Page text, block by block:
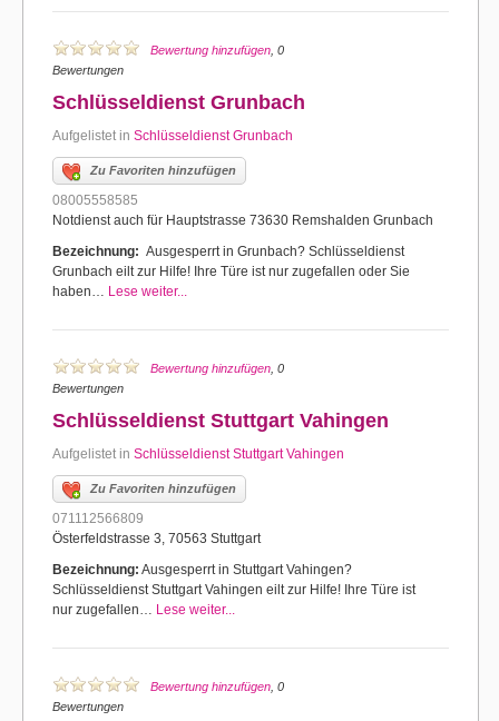
Bewertung hinzufügen , 0
Bewertungen
Schlüsseldienst Grunbach
Aufgelistet in Schlüsseldienst Grunbach
Zu Favoriten hinzufügen
08005558585
Notdienst auch für Hauptstrasse 73630 Remshalden Grunbach
Bezeichnung: Ausgesperrt in Grunbach? Schlüsseldienst
Grunbach eilt zur Hilfe! Ihre Türe ist nur zugefallen oder Sie
haben… Lese weiter...
Bewertung hinzufügen , 0
Bewertungen
Schlüsseldienst Stuttgart Vahingen
Aufgelistet in Schlüsseldienst Stuttgart Vahingen
Zu Favoriten hinzufügen
071112566809
Österfeldstrasse 3, 70563 Stuttgart
Bezeichnung: Ausgesperrt in Stuttgart Vahingen?
Schlüsseldienst Stuttgart Vahingen eilt zur Hilfe! Ihre Türe ist
nur zugefallen… Lese weiter...
Bewertung hinzufügen , 0
Bewertungen